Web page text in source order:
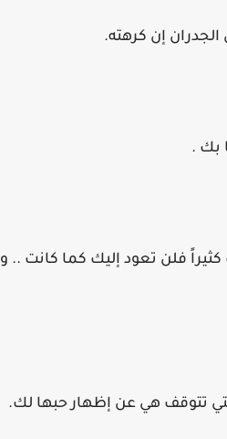
كثيراً فلن تعود إليك كما كانت .. و